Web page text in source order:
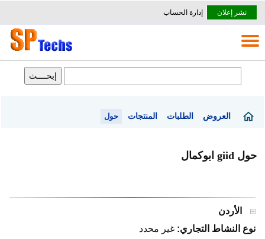
نشر إعلان إدارة الحساب
العروض الطلبات المنتجات حول
حول giid ابوكمال
الأردن
نوع النشاط التجاري: غير محدد